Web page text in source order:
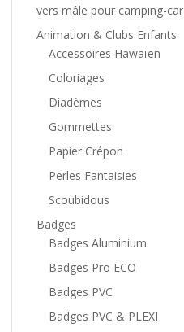
vers mâle pour camping-car
Animation & Clubs Enfants
Accessoires Hawaïen
Coloriages
Diadèmes
Gommettes
Papier Crépon
Perles Fantaisies
Scoubidous
Badges
Badges Aluminium
Badges Pro ECO
Badges PVC
Badges PVC & PLEXI